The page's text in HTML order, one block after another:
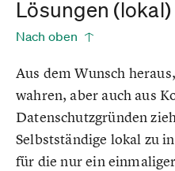
Lösungen (lokal)
Nach oben
Aus dem Wunsch
wahren, aber auch aus
Datenschutzgründen
Selbstständige lokal zu
für die nur ein